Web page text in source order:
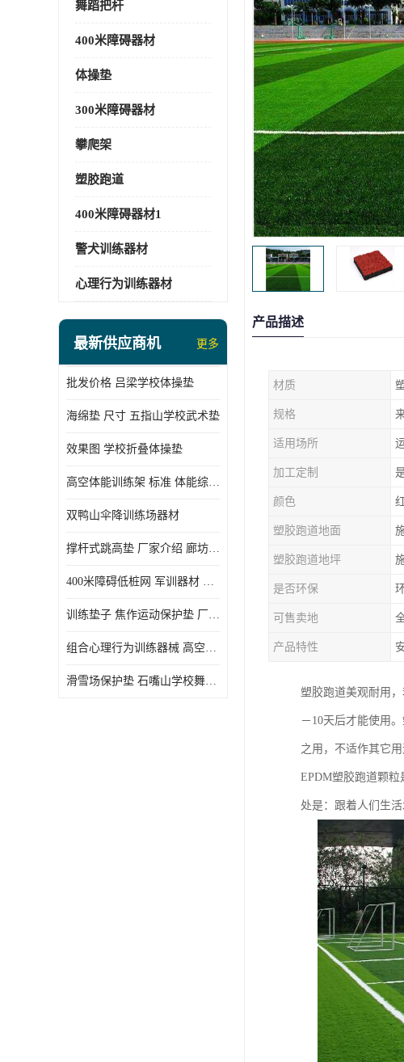
舞蹈把杆
400米障碍器材
体操垫
300米障碍器材
攀爬架
塑胶跑道
400米障碍器材1
警犬训练器材
心理行为训练器材
最新供应商机 更多
批发价格 吕梁学校体操垫
海绵垫 尺寸 五指山学校武术垫
效果图 学校折叠体操垫
高空体能训练架 标准 体能综合训练架
双鸭山伞降训练场器材
撑杆式跳高垫 厂家介绍 廊坊舞蹈室体操垫
400米障碍低桩网 军训器材 厂家实物图
训练垫子 焦作运动保护垫 厂家销售
组合心理行为训练器械 高空拓展训练架 守信厂家
滑雪场保护垫 石嘴山学校舞蹈垫
产品描述
材质
规格
适用场所
加工定制
颜色
塑胶跑道地面
塑胶跑道地坪
是否环保
可售卖地
产品特性
塑胶跑道美观耐用
－10天后才能使用
之用，不适作其它用
EPDM塑胶跑道颗
处是：跟着人们生